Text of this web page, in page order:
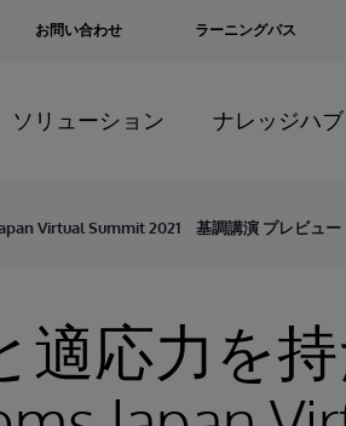
お問い合わせ ラーニングパス
ソリューション ナレッジハブ
Virtual Summit 2021 基調講演 プレビュー
適応力を